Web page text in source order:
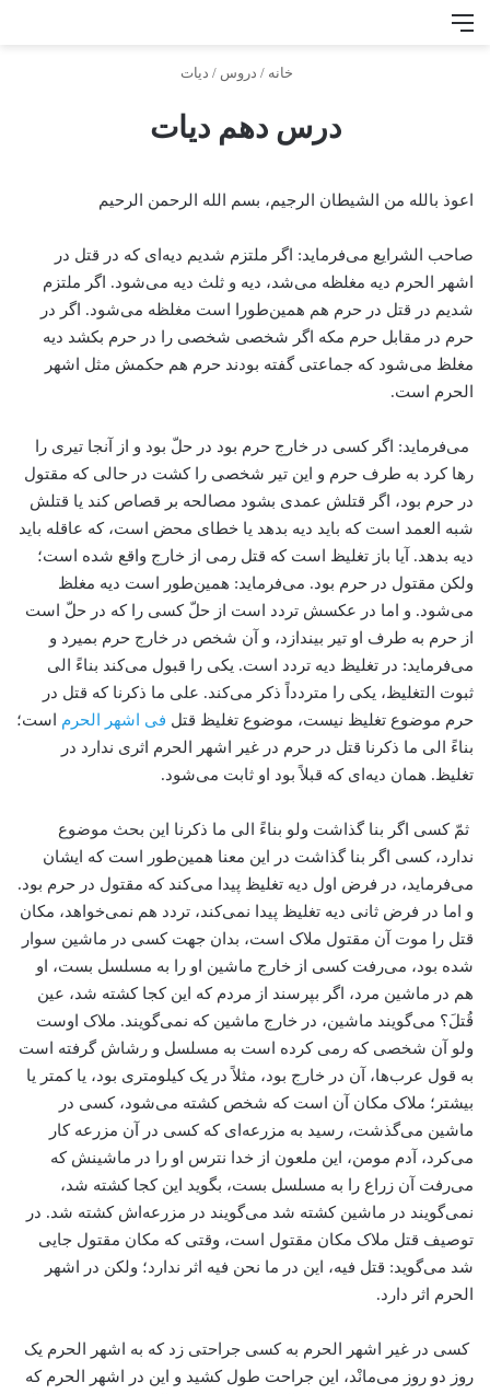
منو
خانه / دروس / دیات
درس دهم دیات
اعوذ بالله من الشیطان الرجیم، بسم الله الرحمن الرحیم
صاحب الشرایع می‌فرماید: اگر ملتزم شدیم دیه‌ای که در قتل در
اشهر الحرم دیه مغلظه می‌شد، دیه و ثلث دیه می‌شود. اگر ملتزم
شدیم در قتل در حرم هم همین‌طورا است مغلظه می‌شود. اگر در
حرم در مقابل حرم مکه اگر شخصی شخصی را در حرم بکشد دیه
مغلظ می‌شود که جماعتی گفته بودند حرم هم حکمش مثل اشهر
الحرم است.
می‌فرماید: اگر کسی در خارج حرم بود در حلّ بود و از آنجا تیری را
رها کرد به طرف حرم و این تیر شخصی را کشت در حالی که مقتول
در حرم بود، اگر قتلش عمدی بشود مصالحه بر قصاص کند یا قتلش
شبه العمد است که باید دیه بدهد یا خطای محض است، که عاقله باید
دیه بدهد. آیا باز تغلیظ است که قتل رمی از خارج واقع شده است؛
ولکن مقتول در حرم بود. می‌فرماید: همین‌طور است دیه مغلظ
می‌شود. و اما در عکسش تردد است از حلّ کسی را که در حلّ است
از حرم به طرف او تیر بیندازد، و آن شخص در خارج حرم بمیرد و
می‌فرماید: در تغلیظ دیه تردد است. یکی را قبول می‌کند بناءً الی
ثبوت التغلیظ، یکی را متردداً ذکر می‌کند. علی ما ذکرنا که قتل در
حرم موضوع تغلیظ نیست، موضوع تغلیظ قتل فی اشهر الحرم
است؛
بناءً الی ما ذکرنا قتل در حرم در غیر اشهر الحرم اثری ندارد در
تغلیظ. همان دیه‌ای که قبلاً بود او ثابت می‌شود.
ثمّ کسی اگر بنا گذاشت ولو بناءً الی ما ذکرنا این بحث موضوع
ندارد، کسی اگر بنا گذاشت در این معنا همین‌طور است که ایشان
می‌فرماید، در فرض اول دیه تغلیظ پیدا می‌کند که مقتول در حرم بود.
و اما در فرض ثانی دیه تغلیظ پیدا نمی‌کند، تردد هم نمی‌خواهد، مکان
قتل را موت آن مقتول ملاک است، بدان جهت کسی در ماشین سوار
شده بود، می‌رفت کسی از خارج ماشین او را به مسلسل بست، او
هم در ماشین مرد، اگر بپرسند از مردم که این کجا کشته شد، عین
قُتلَ؟ می‌گویند ماشین، در خارج ماشین که نمی‌گویند. ملاک اوست
ولو آن شخصی که رمی کرده است به مسلسل و رشاش گرفته است
به قول عرب‌ها، آن در خارج بود، مثلاً در یک کیلومتری بود، یا کمتر یا
بیشتر؛ ملاک مکان آن است که شخص کشته می‌شود، کسی در
ماشین می‌گذشت، رسید به مزرعه‌ای که کسی در آن مزرعه کار
می‌کرد، آدم مومن، این ملعون از خدا نترس او را در ماشینش که
می‌رفت آن زراع را به مسلسل بست، بگوید این کجا کشته شد،
نمی‌گویند در ماشین کشته شد می‌گویند در مزرعه‌اش کشته شد. در
توصیف قتل ملاک مکان مقتول است، وقتی که مکان مقتول جایی
شد می‌گوید: قتل فیه، این در ما نحن فیه اثر ندارد؛ ولکن در اشهر
الحرم اثر دارد.
کسی در غیر اشهر الحرم به کسی جراحتی زد که به اشهر الحرم یک
روز دو روز می‌مانْد، این جراحت طول کشید و این در اشهر الحرم که